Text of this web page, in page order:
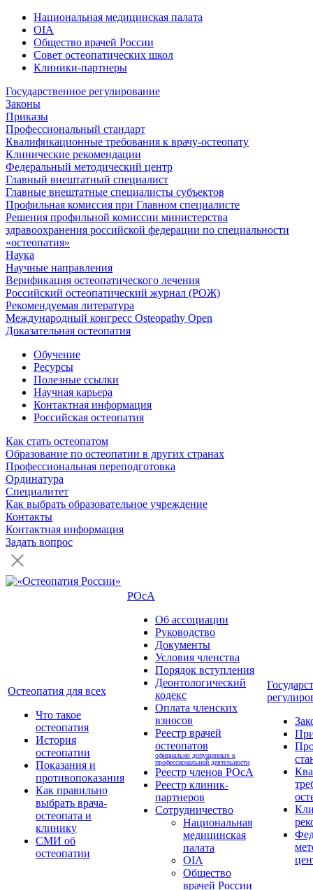
Национальная медицинская палата
OIA
Общество врачей России
Совет остеопатических школ
Клиники-партнеры
Государственное регулирование
Законы
Приказы
Профессиональный стандарт
Квалификационные требования к врачу-остеопату
Клинические рекомендации
Федеральный методический центр
Главный внештатный специалист
Главные внештатные специалисты субъектов
Профильная комиссия при Главном специалисте
Решения профильной комиссии министерства
здравоохранения российской федерации по специальности
«остеопатия»
Наука
Научные направления
Верификация остеопатического лечения
Российский остеопатический журнал (РОЖ)
Рекомендуемая литература
Международный конгресс Osteopathy Open
Доказательная остеопатия
Обучение
Ресурсы
Полезные ссылки
Научная карьера
Контактная информация
Российская остеопатия
Как стать остеопатом
Образование по остеопатии в других странах
Профессиональная переподготовка
Ординатура
Специалитет
Как выбрать образовательное учреждение
Контакты
Контактная информация
Задать вопрос
Остеопатия для всех
Что такое
остеопатия
История
остеопатии
Показания и
противопоказания
Как правильно
выбрать врача-
остеопата и
клинику
СМИ об
остеопатии
РОсА
Об ассоциации
Руководство
Документы
Условия членства
Порядок вступления
Деонтологический
кодекс
Оплата членских
взносов
Реестр врачей
остеопатов
официально допущенных к
профессиональной деятельности
Реестр членов РОсА
Реестр клиник-
партнеров
Сотрудничество
Национальная
медицинская
палата
OIA
Общество
врачей России